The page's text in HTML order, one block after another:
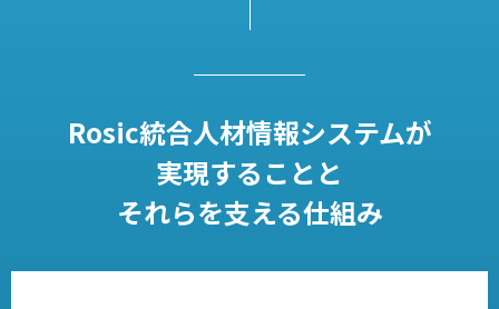
Rosic統合人材情報システムが
実現することと
それらを支える仕組み